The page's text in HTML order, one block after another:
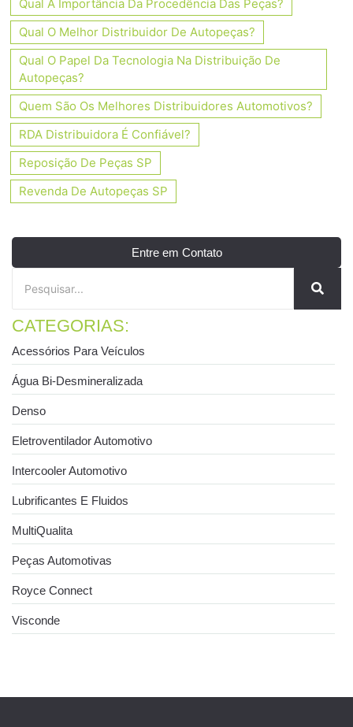
Qual A Importância Da Procedência Das Peças?
Qual O Melhor Distribuidor De Autopeças?
Qual O Papel Da Tecnologia Na Distribuição De
Autopeças?
Quem São Os Melhores Distribuidores Automotivos?
RDA Distribuidora É Confiável?
Reposição De Peças SP
Revenda De Autopeças SP
Entre em Contato
CATEGORIAS:
Acessórios Para Veículos
Água Bi-Desmineralizada
Denso
Eletroventilador Automotivo
Intercooler Automotivo
Lubrificantes E Fluidos
MultiQualita
Peças Automotivas
Royce Connect
Visconde